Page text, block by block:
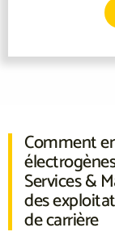
Comment
Services &
des
de carrière